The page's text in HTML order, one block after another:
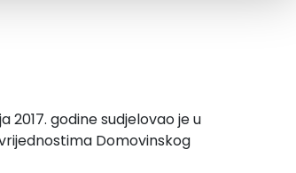
godine sudjelovao je u
Domovinskog